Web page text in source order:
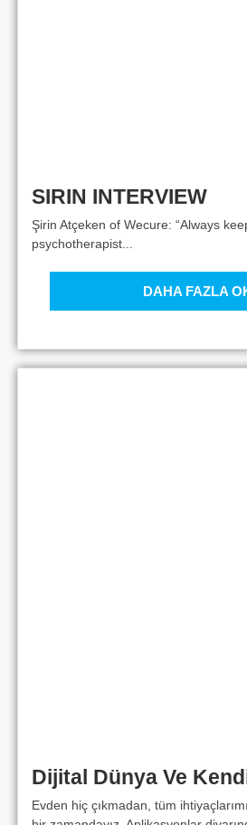
SIRIN INTERVIEW
Şirin Atçeken of Wecure: “Always
psychotherapist...
DAHA FAZLA
Dijital Dünya Ve
Evden hiç çıkmadan, tüm